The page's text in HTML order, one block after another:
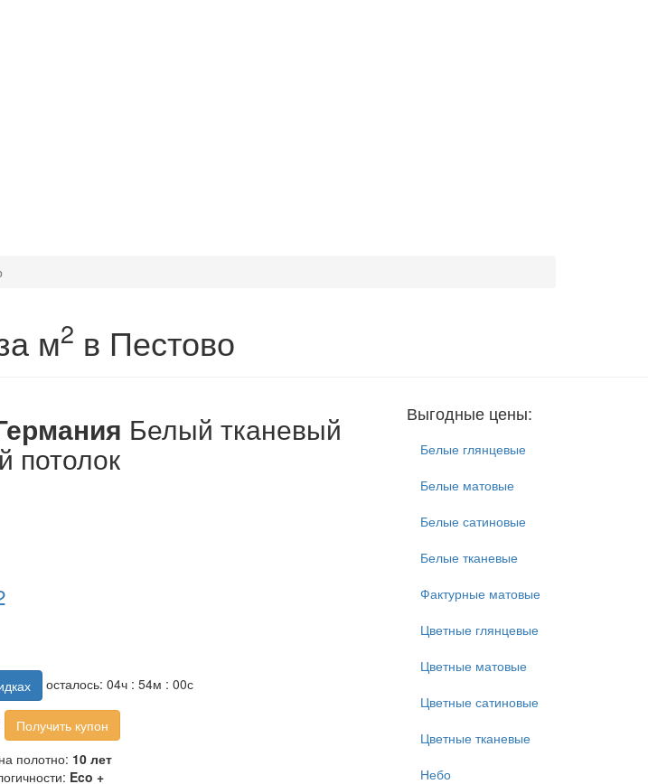
м2 в Пестово
Белый тканевый
потолок
осталось:04ч :54м :00с
Получить купон
полотно: 10 лет
Eco +
Выгодные цены:
Белые глянцевые
Белые матовые
Белые сатиновые
Белые тканевые
Фактурные матовые
Цветные глянцевые
Цветные матовые
Цветные сатиновые
Цветные тканевые
Небо